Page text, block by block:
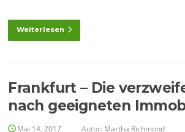
Weiterlesen
Frankfurt – Die
nach geeigneten
Mai 14, 2017 Autor: Martha Richmond